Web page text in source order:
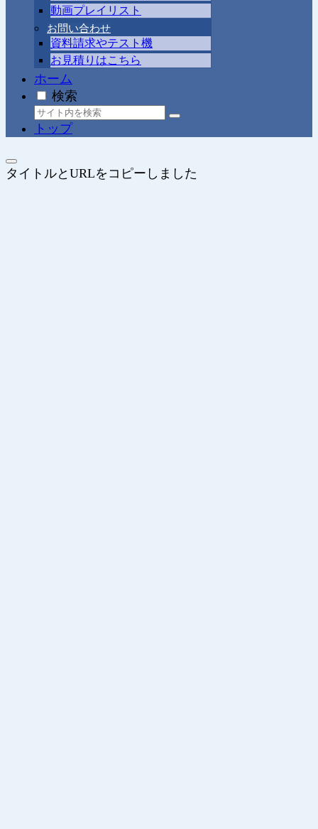
動画プレイリスト
お問い合わせ
資料請求やテスト機
お見積りはこちら
ホーム
検索
トップ
タイトルとURLをコピーしました